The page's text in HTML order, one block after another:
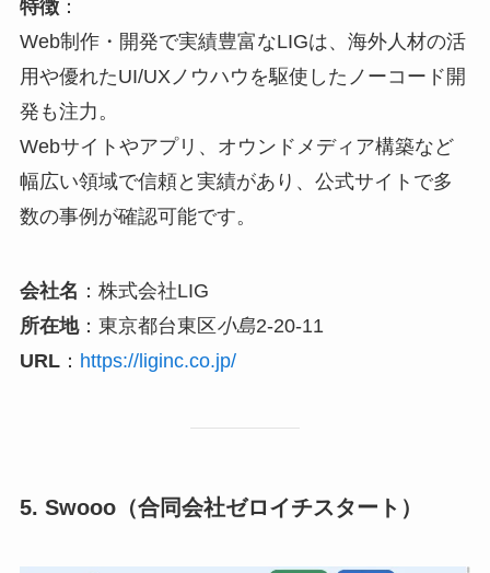
特徴：
Web制作・開発で実績豊富なLIGは、海外人材の活
用や優れたUI/UXノウハウを駆使したノーコード開
発も注力。
Webサイトやアプリ、オウンドメディア構築など
幅広い領域で信頼と実績があり、公式サイトで多
数の事例が確認可能です。
会社名 ：株式会社LIG
所在地：東京都台東区 小島2-20-11
URL： https://liginc.co.jp/
5. Swooo（合同会社ゼロイチスタート）